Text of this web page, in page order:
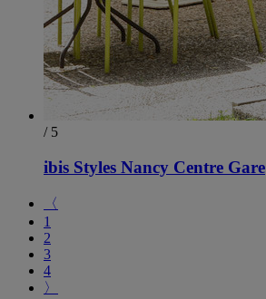
/ 5
ibis Styles Nancy Centre Gare
〈
1
2
3
4
〉